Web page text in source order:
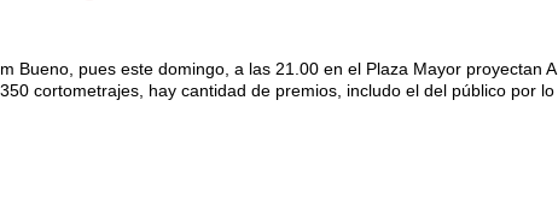
Bueno, pues este domingo, a las 21.00 en el Plaza Mayor proyectan A
cortometrajes, hay cantidad de premios, includo el del público por lo